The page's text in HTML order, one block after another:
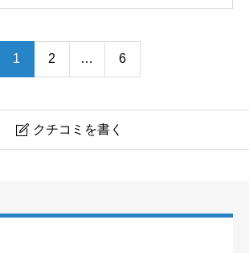
1 2 … 6
 クチコミを書く